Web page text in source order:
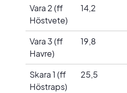
Vara 2 (ff
Höstvete)
14,2
Vara 3 (ff
Havre)
19,8
Skara 1 (ff
Höstraps)
25,5